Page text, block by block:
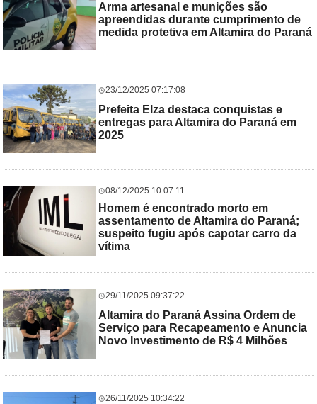
Arma artesanal e munições são
apreendidas durante cumprimento de
medida protetiva em Altamira do Paraná
23/12/2025 07:17:08
Prefeita Elza destaca conquistas e
entregas para Altamira do Paraná em
2025
08/12/2025 10:07:11
Homem é encontrado morto em
assentamento de Altamira do Paraná;
suspeito fugiu após capotar carro da
vítima
29/11/2025 09:37:22
Altamira do Paraná Assina Ordem de
Serviço para Recapeamento e Anuncia
Novo Investimento de R$ 4 Milhões
26/11/2025 10:34:22